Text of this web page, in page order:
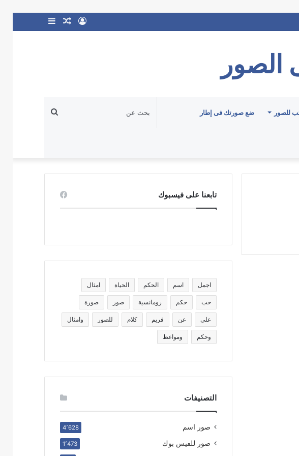
إضافةمقالتسجيل
للصور ضع صورتك فى إطار بحث
تابعنا على فيسبوك
اجمل اسم الحكم الحياة امثال
حب حكم رومانسية صور صورة
على عن فريم كلام للصور وامثال
وحكم ومواعظ
التصنيفات
صور اسم 4٬628
صور للفيس بوك 1٬473